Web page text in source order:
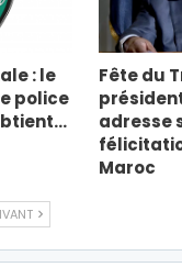
: le
police
Fête du
adresse
Maroc